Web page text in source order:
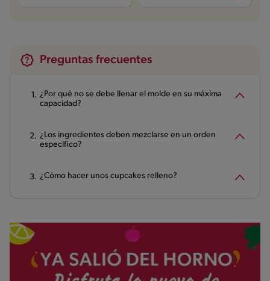
Preguntas frecuentes
¿Por qué no se debe llenar el molde en su máxima
capacidad?
¿Los ingredientes deben mezclarse en un orden
específico?
¿Cómo hacer unos cupcakes relleno?